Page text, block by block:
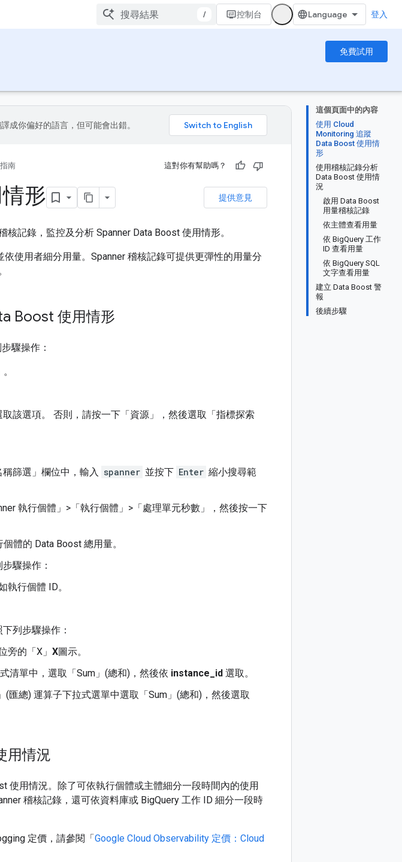
/ 控制台 登入
免費試用
這個頁面中的內容
使用 Cloud
Monitoring 追蹤
Data Boost 使用情
形
使用稽核記錄分析
Data Boost 使用情
況
啟用 Data Boost
用量稽核記錄
依主體查看用量
依 BigQuery 工作
ID 查看用量
依 BigQuery SQL
文字查看用量
建立 Data Boost 警
報
後續步驟
成你偏好的語言，但可能會出錯。
指南 這對你有幫助嗎？
提供意見
形
記錄，監控及分析 Spanner Data Boost 使用情形。
使用者細分用量。Spanner 稽核記錄可提供更彈性的用量分
Boost 使用情形
驟操作：
。
取該選項。 否則，請按一下「資源」
，然後選取「指標探索
篩選」 欄位中，輸入 spanner 並按下 Enter 縮小搜尋範
執行個體」>「執行個體」>「處理單元秒數」
，然後按一下
體的 Data Boost 總用量。
驟操作：
執行個體 ID。
列步驟操作：
旁的「X」 X圖示。
清單中，選取「Sum」(總和) ，然後依 instance_id 選取。
(匯總) 運算子下拉式選單中選取「Sum」(總和) ，然後選取
用情況
使用情況。除了可依執行個體或主體細分一段時間內的使用
稽核記錄，還可依資料庫或 BigQuery 工作 ID 細分一段時
定價，請參閱「Google Cloud Observability 定價：Cloud